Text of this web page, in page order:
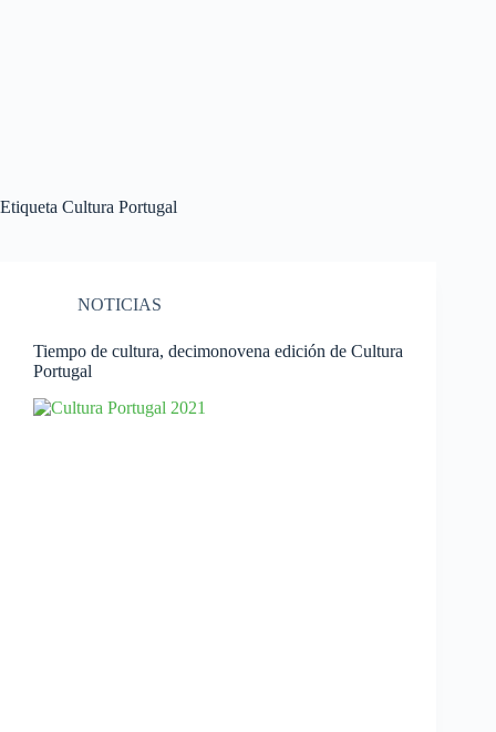
Etiqueta Cultura Portugal
NOTICIAS
Tiempo de cultura, decimonovena edición de Cultura
Portugal